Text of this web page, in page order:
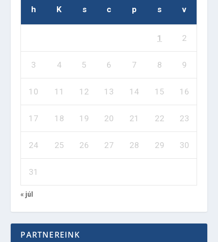
h K s c p s v
1 2
3 4 5 6 7 8 9
10 11 12 13 14 15 16
17 18 19 20 21 22 23
24 25 26 27 28 29 30
31
« júl
PARTNEREINK